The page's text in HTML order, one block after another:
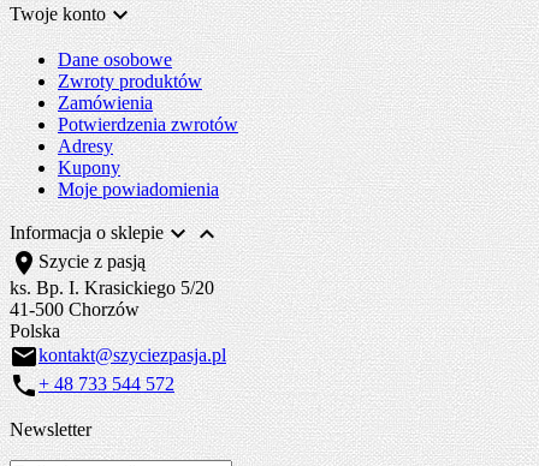
Twoje konto
Dane osobowe
Zwroty produktów
Zamówienia
Potwierdzenia zwrotów
Adresy
Kupony
Moje powiadomienia
Informacja o sklepie
location_onSzycie z pasją
ks. Bp. I. Krasickiego 5/20
41-500 Chorzów
Polska
emailkontakt@szyciezpasja.pl
call+ 48 733 544 572
Newsletter